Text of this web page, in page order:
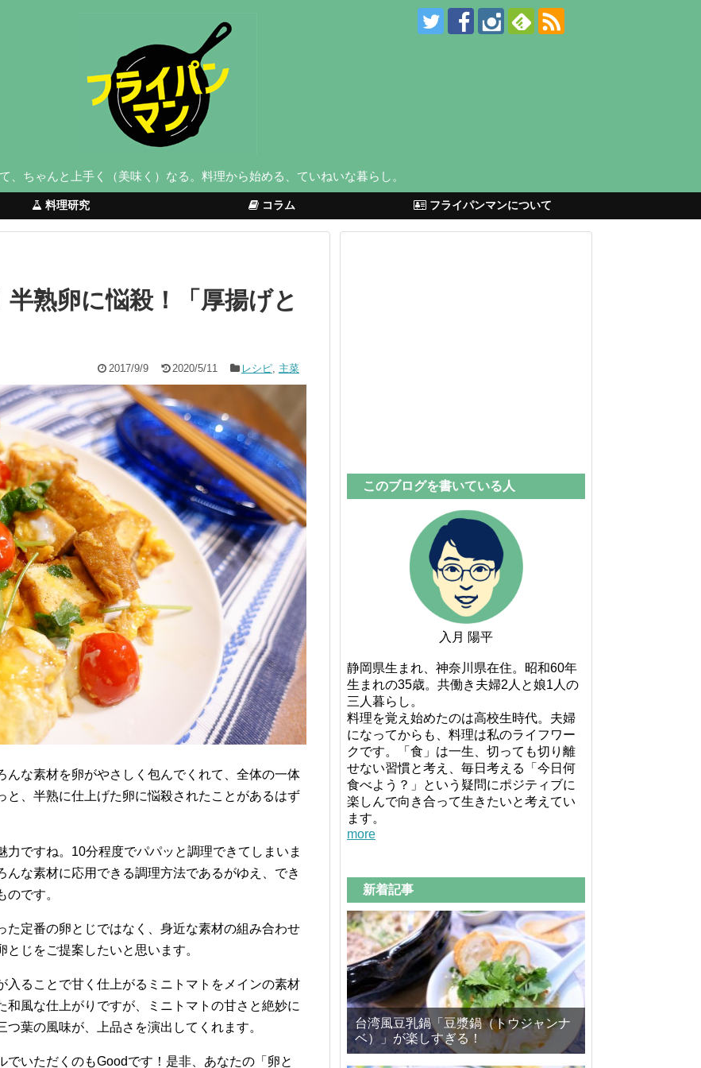
、ちゃんと上手く（美味く）なる。料理から始める、ていねいな暮らし。
料理研究 コラム フライパンマンについて
半熟卵に悩殺！「厚揚げと
2017/9/9 2020/5/11 レシピ, 主菜
んな素材を卵がやさしく包んでくれて、全体の一体
と、半熟に仕上げた卵に悩殺されたことがあるはず
ですね。10分程度でパパッと調理できてしまいま
んな素材に応用できる調理方法であるがゆえ、でき
です。
た定番の卵とじではなく、身近な素材の組み合わせ
じをご提案したいと思います。
入ることで甘く仕上がるミニトマトをメインの素材
風な仕上がりですが、ミニトマトの甘さと絶妙に
葉の風味が、上品さを演出してくれます。
でいただくのもGoodです！是非、あなたの「卵と
このブログを書いている人
入月 陽平
静岡県生まれ、神奈川県在住。昭和60年
生まれの35歳。共働き夫婦2人と娘1人の
三人暮らし。
料理を覚え始めたのは高校生時代。夫婦
になってからも、料理は私のライフワー
クです。「食」は一生、切っても切り離
せない習慣と考え、毎日考える「今日何
食べよう？」という疑問にポジティブに
楽しんで向き合って生きたいと考えてい
ます。
more
新着記事
台湾風豆乳鍋「豆漿鍋（トウジャンナ
ベ）」が楽しすぎる！